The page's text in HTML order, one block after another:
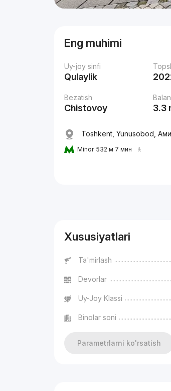
Eng muhimi
Uy-joy sinfi
Qulaylik
Bezatish
Chistovoy 3.3
Toshkent, Yunusobod,
Minor 532 м 7 мин
Xususiyatlari
Ta'mirlash
Devorlar
Uy-Joy Klassi
Binolar soni
Parametrlarni ko'rsatish